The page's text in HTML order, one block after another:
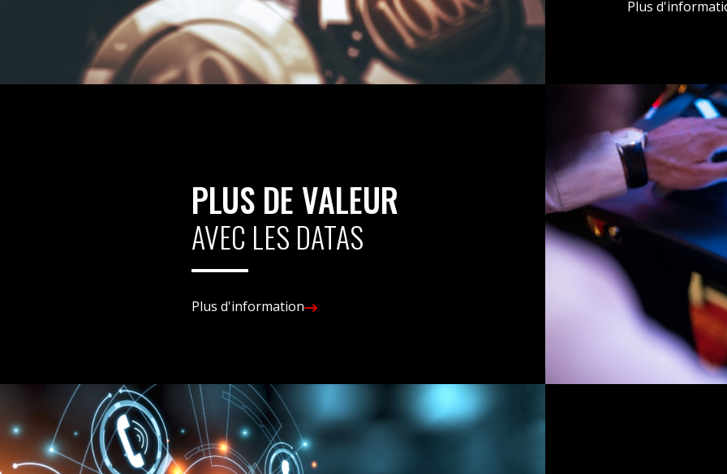
Plus
PLUS DE VALEUR
AVEC LES DATAS
Plus d'information